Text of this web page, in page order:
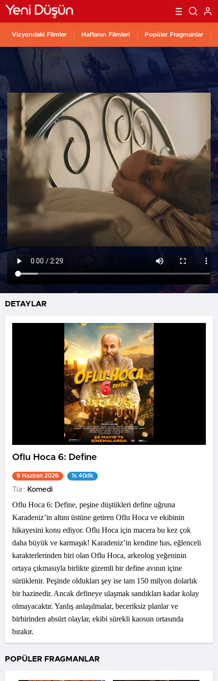
Vizyondaki Filmler Haftanın Filmleri Popüler Fragmanlar
DETAYLAR
Oflu Hoca 6: Define
9 Haziran 2026 1s 40dk
Tür: Komedi
Oflu Hoca 6: Define, peşine düştükleri define uğruna
Karadeniz’in altını üstüne getiren Oflu Hoca ve ekibinin
hikayesini konu ediyor. Oflu Hoca için macera bu kez çok
daha büyük ve karmaşık! Karadeniz’in kendine has, eğlenceli
karakterlerinden biri olan Oflu Hoca, arkeolog yeğeninin
ortaya çıkmasıyla birlikte gizemli bir define avının içine
sürüklenir. Peşinde oldukları şey ise tam 150 milyon dolarlık
bir hazinedir. Ancak defineye ulaşmak sandıkları kadar kolay
olmayacaktır. Yanlış anlaşılmalar, beceriksiz planlar ve
birbirinden absürt olaylar, ekibi sürekli kaosun ortasında
bırakır.
POPÜLER FRAGMANLAR